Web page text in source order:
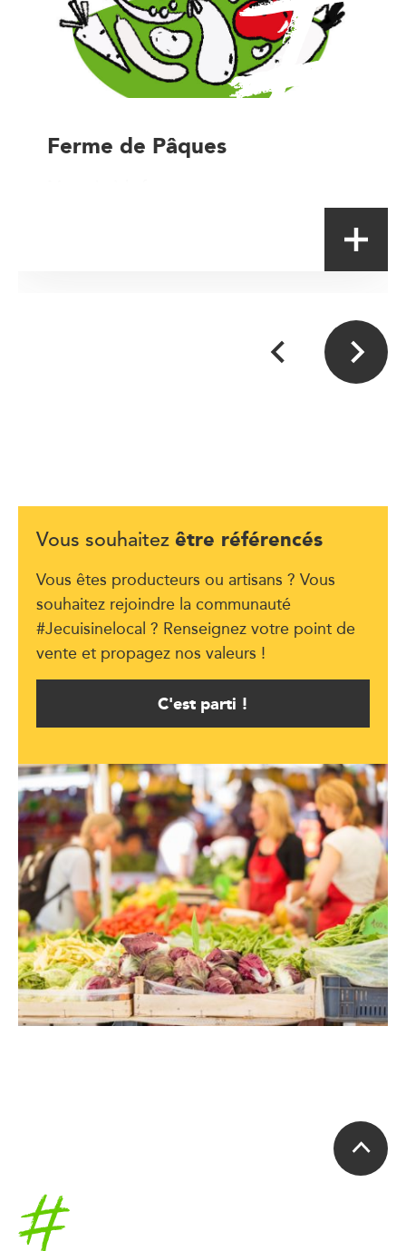
Ferme de Pâques
Vous souhaitez être référencés
Vous êtes producteurs ou artisans ? Vous
souhaitez rejoindre la communauté
#Jecuisinelocal ? Renseignez votre point de
vente et propagez nos valeurs !
C'est parti !
Accueil